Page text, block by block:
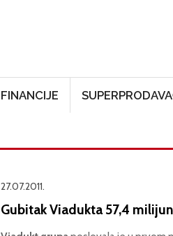
FINANCIJE
27.07.2011.
Gubitak Viadukta 57,4